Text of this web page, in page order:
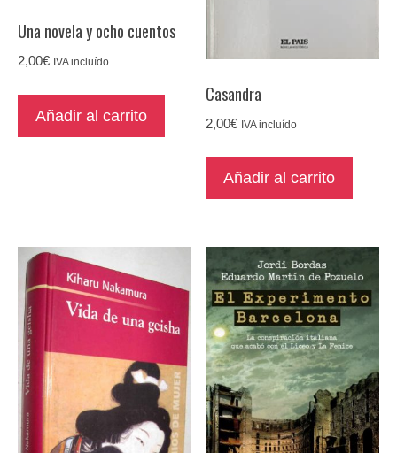
Una novela y ocho cuentos
2,00€ IVA incluído
Añadir al carrito
Casandra
2,00€ IVA incluído
Añadir al carrito